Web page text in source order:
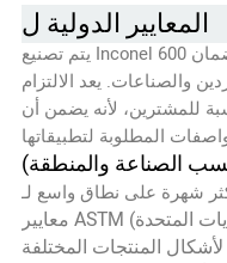
يتم تصنيع Inconel 600 واختباره وفقًا لمعايير دولية صارمة لضمان
والصناعات. يعد الالتزام
للمشترين، لأنه يضمن أن
الصناعة والمنطقة)
معايير ASTM (الولايات المتحدة): المعيار الذهبي للسبائك